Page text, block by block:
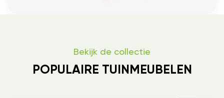
Bekijk de collectie
POPULAIRE TUINMEUBELEN